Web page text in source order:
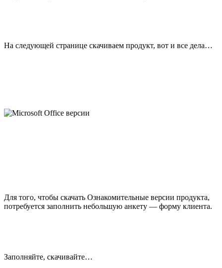
На следующей странице скачиваем продукт, вот и все дела…
Для того, чтобы скачать Ознакомительные версии продукта,
потребуется заполнить небольшую анкету — форму клиента.
Заполняйте, скачивайте…